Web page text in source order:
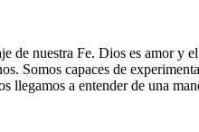
de nuestra Fe. Dios es amor
Somos capaces de
llegamos a entender de una